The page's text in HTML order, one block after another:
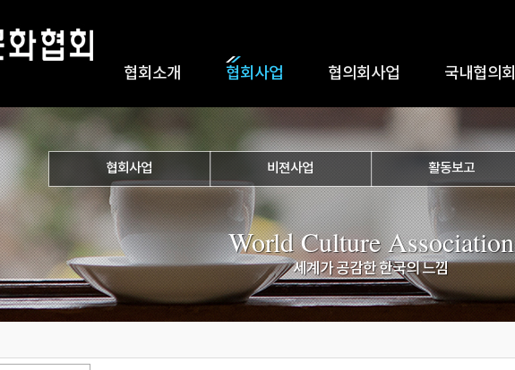
협회소개 협회사업 협의회사업 국내협의회
협회사업 비젼사업 활동보고
World Culture Association
세계가 공감한 한국의 느낌